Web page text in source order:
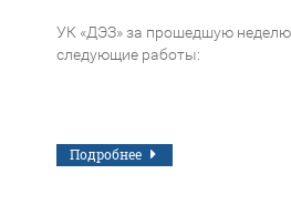
УК «ДЭЗ» за прошедшую
следующие работы:
Подробнее